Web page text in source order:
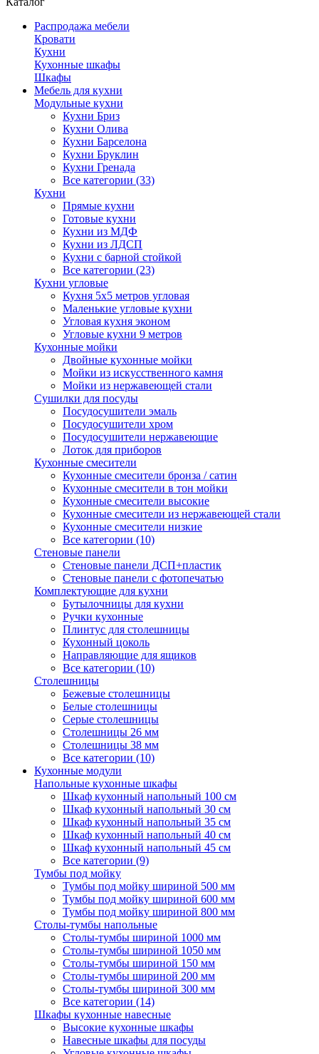
Распродажа мебели
Кровати
Кухни
Кухонные шкафы
Шкафы
Мебель для кухни
Модульные кухни
Кухни Бриз
Кухни Олива
Кухни Барселона
Кухни Бруклин
Кухни Гренада
Все категории (33)
Кухни
Прямые кухни
Готовые кухни
Кухни из МДФ
Кухни из ЛДСП
Кухни с барной стойкой
Все категории (23)
Кухни угловые
Кухня 5х5 метров угловая
Маленькие угловые кухни
Угловая кухня эконом
Угловые кухни 9 метров
Кухонные мойки
Двойные кухонные мойки
Мойки из искусственного камня
Мойки из нержавеющей стали
Сушилки для посуды
Посудосушители эмаль
Посудосушители хром
Посудосушители нержавеющие
Лоток для приборов
Кухонные смесители
Кухонные смесители бронза / сатин
Кухонные смесители в тон мойки
Кухонные смесители высокие
Кухонные смесители из нержавеющей стали
Кухонные смесители низкие
Все категории (10)
Стеновые панели
Стеновые панели ДСП+пластик
Стеновые панели с фотопечатью
Комплектующие для кухни
Бутылочницы для кухни
Ручки кухонные
Плинтус для столешницы
Кухонный цоколь
Направляющие для ящиков
Все категории (10)
Столешницы
Бежевые столешницы
Белые столешницы
Серые столешницы
Столешницы 26 мм
Столешницы 38 мм
Все категории (10)
Кухонные модули
Напольные кухонные шкафы
Шкаф кухонный напольный 100 см
Шкаф кухонный напольный 30 см
Шкаф кухонный напольный 35 см
Шкаф кухонный напольный 40 см
Шкаф кухонный напольный 45 см
Все категории (9)
Тумбы под мойку
Тумбы под мойку шириной 500 мм
Тумбы под мойку шириной 600 мм
Тумбы под мойку шириной 800 мм
Столы-тумбы напольные
Столы-тумбы шириной 1000 мм
Столы-тумбы шириной 1050 мм
Столы-тумбы шириной 150 мм
Столы-тумбы шириной 200 мм
Столы-тумбы шириной 300 мм
Все категории (14)
Шкафы кухонные навесные
Высокие кухонные шкафы
Навесные шкафы для посуды